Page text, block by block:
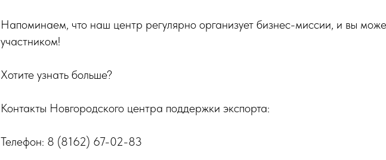
Напоминаем, что наш центр регулярно организует бизнес-миссии, и вы
участником!
Хотите узнать больше?
Контакты Новгородского центра поддержки экспорта:
Телефон: 8 (8162) 67-02-83